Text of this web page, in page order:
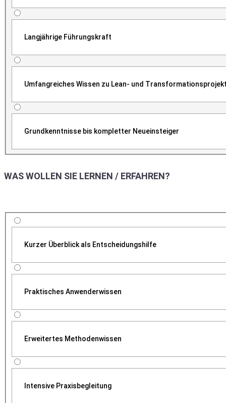
Langjährige Führungskraft
Umfangreiches Wissen zu Lean- und
Grundkenntnisse bis kompletter Neueinsteiger
WAS WOLLEN SIE LERNEN / ERFAHREN?
Kurzer Überblick als Entscheidungshilfe
Praktisches Anwenderwissen
Erweitertes Methodenwissen
Intensive Praxisbegleitung